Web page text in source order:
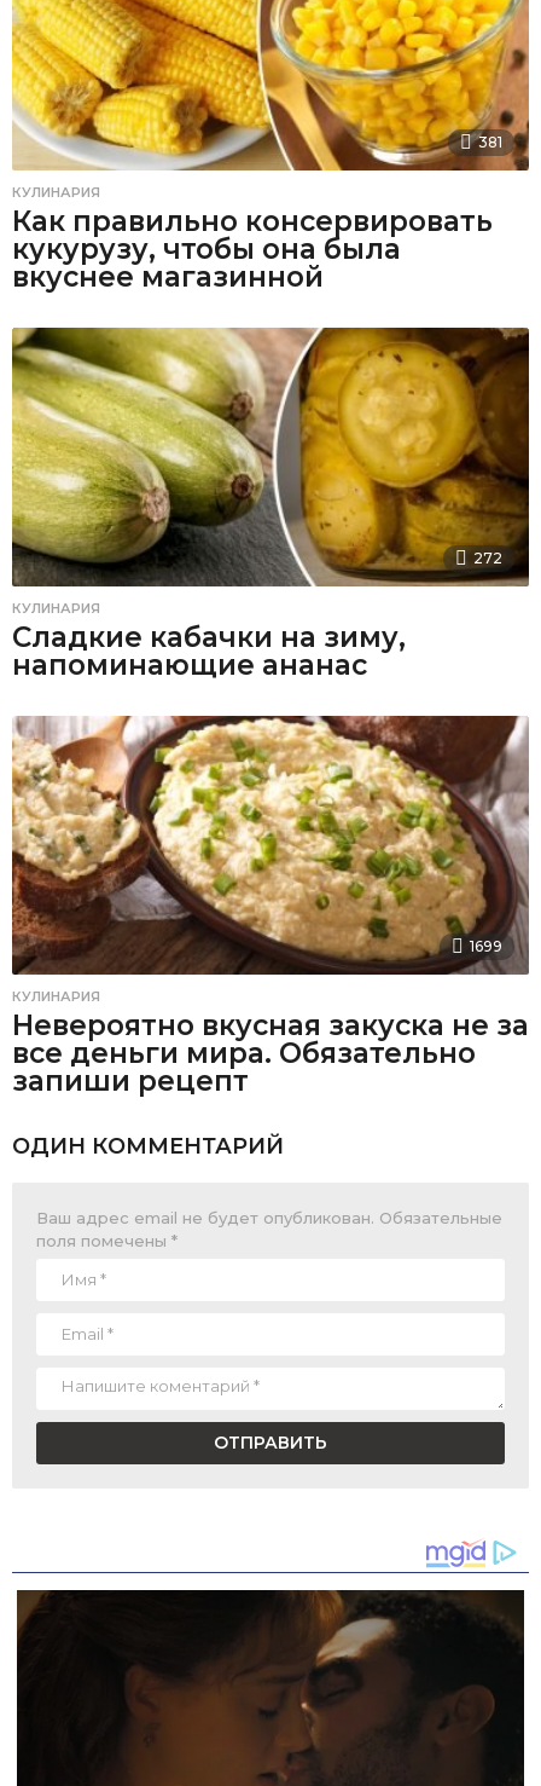
381
КУЛИНАРИЯ
Как правильно консервировать
кукурузу, чтобы она была
вкуснее магазинной
272
КУЛИНАРИЯ
Сладкие кабачки на зиму,
напоминающие ананас
1699
КУЛИНАРИЯ
Невероятно вкусная закуска не за
все деньги мира. Обязательно
запиши рецепт
ОДИН КОММЕНТАРИЙ
Ваш адрес email не будет опубликован. Обязательные
поля помечены *